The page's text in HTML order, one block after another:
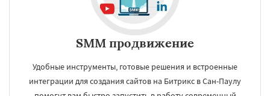
SMM продвижение
Удобные инструменты, готовые решения и встроенные
интеграции для создания сайтов на Битрикс в Сан-Паулу